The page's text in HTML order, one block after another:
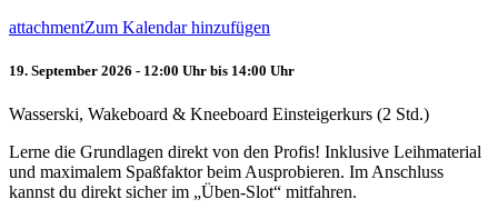
attachmentZum Kalendar hinzufügen
19. September 2026 - 12:00 Uhr bis 14:00 Uhr
Wasserski, Wakeboard & Kneeboard Einsteigerkurs (2 Std.)
Lerne die Grundlagen direkt von den Profis! Inklusive Leihmaterial
und maximalem Spaßfaktor beim Ausprobieren. Im Anschluss
kannst du direkt sicher im „Üben-Slot“ mitfahren.